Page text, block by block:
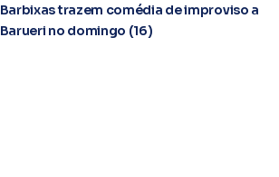
Barbixas trazem comédia de improviso a
Barueri no domingo (16)